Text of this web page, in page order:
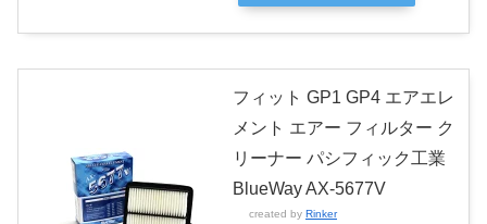
フィット GP1 GP4 エアエレ
メント エアー フィルター ク
リーナー パシフィック工業
BlueWay AX-5677V
created by Rinker